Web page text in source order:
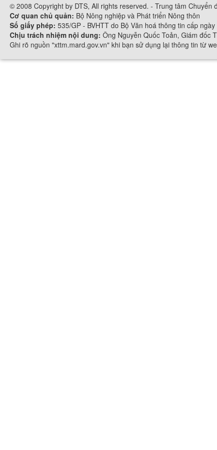
© 2008 Copyright by DTS, All rights reserved. - Trung tâm Chuyển
Cơ quan chủ quản: Bộ Nông nghiệp và Phát triển Nông thôn
Số giấy phép: 535/GP - BVHTT do Bộ Văn hoá thông tin cấp
Chịu trách nhiệm nội dung: Ông Nguyễn Quốc Toản, Giám đốc
Ghi rõ nguồn "xttm.mard.gov.vn" khi bạn sử dụng lại thông tin từ